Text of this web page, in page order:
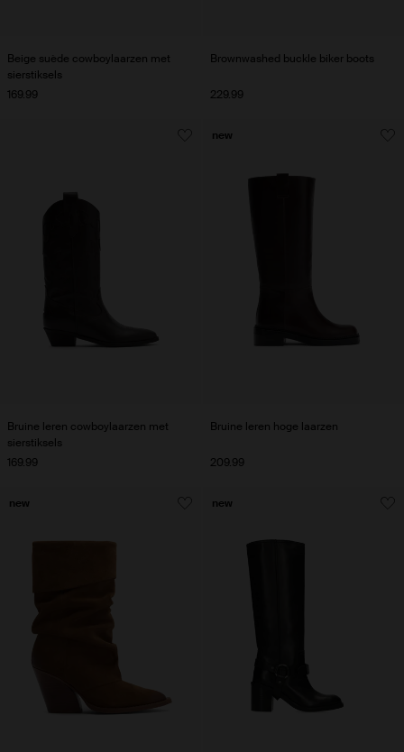
Beige suède cowboylaarzen met
sierstiksels
169.99
Brownwashed buckle biker boots
229.99
Bruine leren cowboylaarzen met
sierstiksels
169.99
Bruine leren hoge laarzen
209.99
new
new new